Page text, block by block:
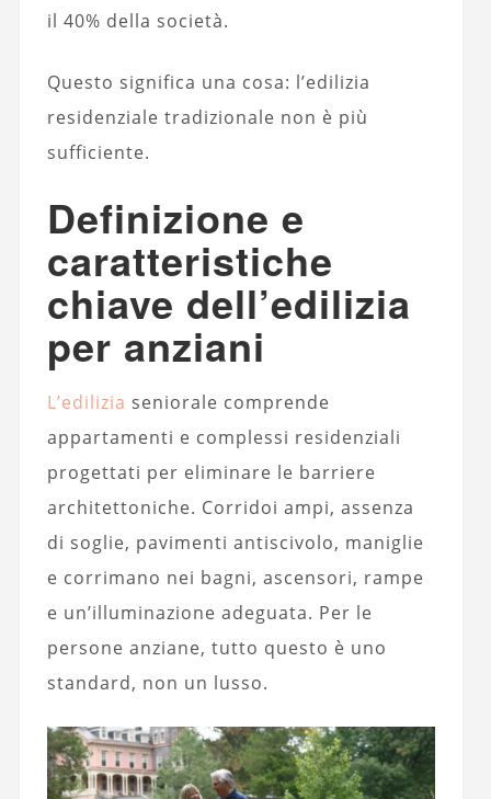
il 40% della società.
Questo significa una cosa: l’edilizia
residenziale tradizionale non è più
sufficiente.
Definizione e
caratteristiche
chiave dell’edilizia
per anziani
L’edilizia seniorale comprende
appartamenti e complessi residenziali
progettati per eliminare le barriere
architettoniche. Corridoi ampi, assenza
di soglie, pavimenti antiscivolo, maniglie
e corrimano nei bagni, ascensori, rampe
e un’illuminazione adeguata. Per le
persone anziane, tutto questo è uno
standard, non un lusso.